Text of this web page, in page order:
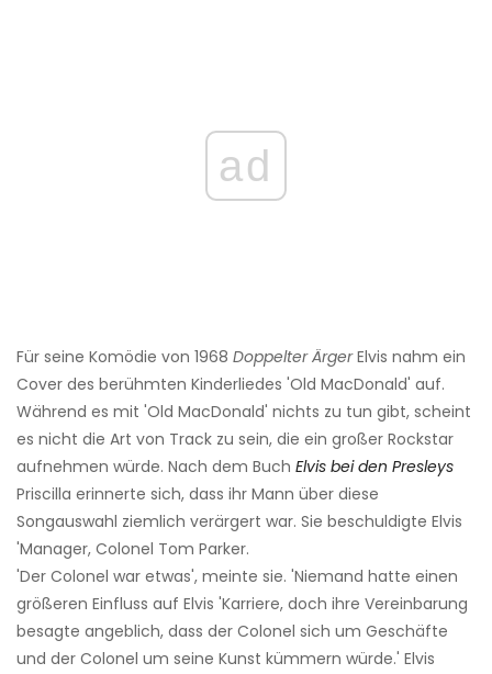
ad
Für seine Komödie von 1968 Doppelter ÄrgerElvis nahm ein
Cover des berühmten Kinderliedes 'Old MacDonald' auf.
Während es mit 'Old MacDonald' nichts zu tun gibt, scheint
es nicht die Art von Track zu sein, die ein großer Rockstar
aufnehmen würde. Nach dem Buch Elvis bei den Presleys
Priscilla erinnerte sich, dass ihr Mann über diese
Songauswahl ziemlich verärgert war. Sie beschuldigte Elvis
'Manager, Colonel Tom Parker.
'Der Colonel war etwas', meinte sie. 'Niemand hatte einen
größeren Einfluss auf Elvis 'Karriere, doch ihre Vereinbarung
besagte angeblich, dass der Colonel sich um Geschäfte
und der Colonel um seine Kunst kümmern würde.' Elvis